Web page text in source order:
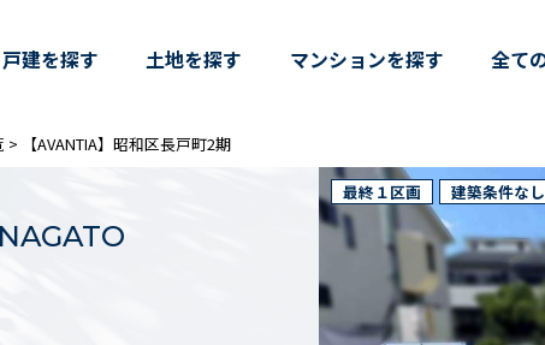
長戸町2期（愛知県名古屋
戸建を探す 土地を探す マンションを探す 全て
> 【AVANTIA】昭和区長戸町2期
最終１区画 建築条件なし